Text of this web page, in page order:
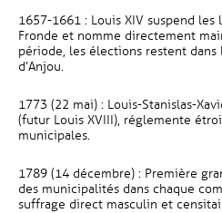
1657-1661 : Louis XIV suspend
Fronde et nomme directement
période, les élections restent
d’Anjou.
1773 (22 mai) : Louis-Stanislas-
(futur Louis XVIII), réglemente
municipales.
1789 (14 décembre) : Première
des municipalités dans chaque
suffrage direct masculin et